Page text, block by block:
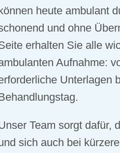
heute ambulant
und ohne
erhalten Sie alle
Aufnahme:
Unterlagen
Team sorgt dafür,
sich auch bei